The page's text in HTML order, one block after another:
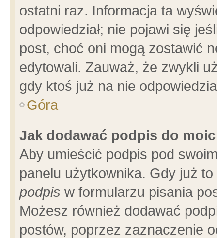
ostatni raz. Informacja ta
odpowiedział; nie pojawi się
post, choć oni mogą zostawić
edytowali. Zauważ, że zwykli
gdy ktoś już na nie
Góra
Jak dodawać podpis do
Aby umieścić podpis pod
panelu użytkownika. Gdy już
podpis w formularzu pisania
Możesz również dodawać
postów, poprzez zaznaczenie